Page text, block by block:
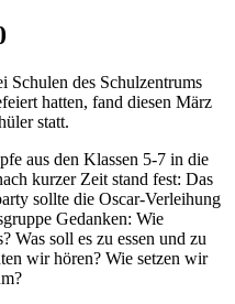
Schulen des Schulzentrums
hatten, fand diesen März
statt.
aus den Klassen 5-7 in die
kurzer Zeit stand fest: Das
sollte die Oscar-Verleihung
Gedanken: Wie
Was soll es zu essen und zu
wir hören? Wie setzen wir